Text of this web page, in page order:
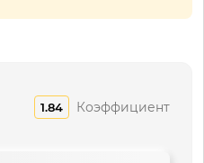
1.84 Коэффициент